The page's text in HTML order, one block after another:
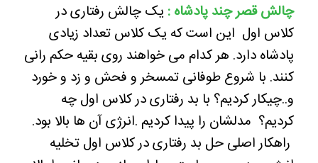
چالش قصر چند پادشاه :یک چالش رفتاری در
کلاس اول این است که یک کلاس تعداد زیادی
پادشاه دارد. هر کدام می خواهند روی بقیه حکم رانی
کنند. با شروع طوفانی تمسخر و فحش و زد و خورد
و..چیکار کردیم؟ با بد رفتاری در کلاس اول چه
کردیم؟ مدلشان را پیدا کردیم .انرژی آن ها بالا بود.
راهکار اصلی حل بد رفتاری در کلاس اول تخلیه